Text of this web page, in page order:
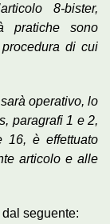
8-bister,
pratiche sono
di cui
operativo, lo
paragrafi 1 e 2,
16, è effettuato
articolo e alle
seguente: